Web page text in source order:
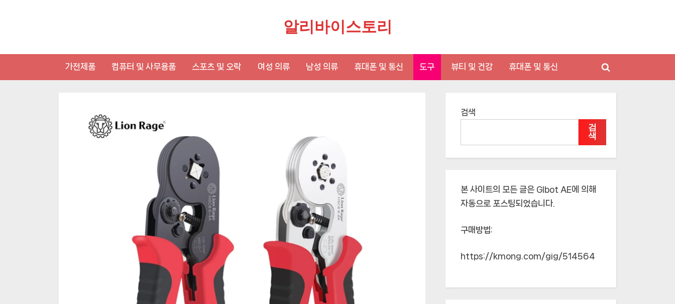
알리바이스토리
가전제품 컴퓨터 및 사무용품 스포츠 및 오락 여성 의류 남성 의류 휴대폰 및 통신 도구 뷰티 및 건강 휴대폰 및 통신
Toggle
검색
검
색
본 사이트의 모든 글은 Glbot AE에 의해
자동으로 포스팅되었습니다.
구매방법:
https://kmong.com/gig/514564